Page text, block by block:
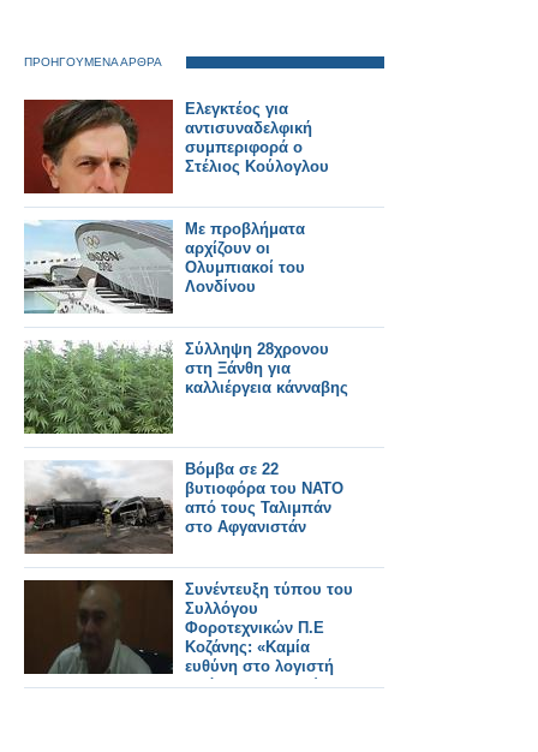
ΠΡΟΗΓΟΥΜΕΝΑ ΑΡΘΡΑ
Ελεγκτέος για
αντισυναδελφική
συμπεριφορά ο
Στέλιος Κούλογλου
Με προβλήματα
αρχίζουν οι
Ολυμπιακοί του
Λονδίνου
Σύλληψη 28χρονου
στη Ξάνθη για
καλλιέργεια κάνναβης
Βόμβα σε 22
βυτιοφόρα του ΝΑΤΟ
από τους Ταλιμπάν
στο Αφγανιστάν
Συνέντευξη τύπου του
Συλλόγου
Φοροτεχνικών Π.Ε
Κοζάνης: «Καμία
ευθύνη στο λογιστή
από την Πτολεμαΐδα